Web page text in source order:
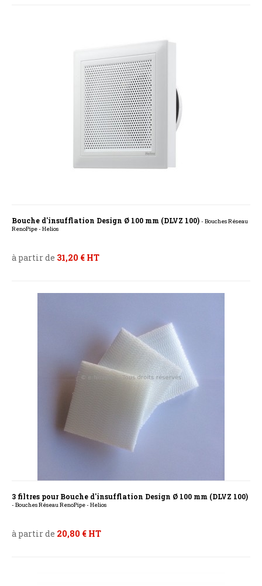
Bouche d'insufflation Design Ø 100 mm (DLVZ 100) - Bouches Réseau
RenoPipe - Helios
à partir de 31,20 € HT
3 filtres pour Bouche d'insufflation Design Ø 100 mm (DLVZ 100)
- Bouches Réseau RenoPipe - Helios
à partir de 20,80 € HT